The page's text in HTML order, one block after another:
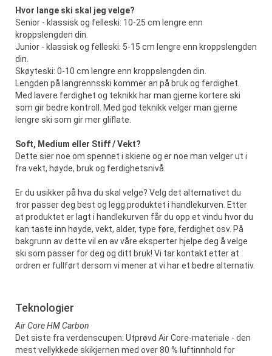
Hvor lange ski skal jeg velge?
Senior - klassisk og felleski: 10-25 cm lengre enn
kroppslengden din.
Junior - klassisk og felleski: 5-15 cm lengre enn kroppslengden
din.
Skøyteski: 0-10 cm lengre enn kroppslengden din.
Lengden på langrennsski kommer an på bruk og ferdighet.
Med lavere ferdighet og teknikk har man gjerne kortere ski
som gir bedre kontroll. Med god teknikk velger man gjerne
lengre ski som gir mer gliflate.
Soft, Medium eller Stiff / Vekt?
Dette sier noe om spennet i skiene og er noe man velger ut i
fra vekt, høyde, bruk og ferdighetsnivå.
Er du usikker på hva du skal velge? Velg det alternativet du
tror passer deg best og legg produktet i handlekurven. Etter
at produktet er lagt i handlekurven får du opp et vindu hvor du
kan taste inn høyde, vekt, alder, type føre, ferdighet osv. På
bakgrunn av dette vil en av våre eksperter hjelpe deg å velge
ski som passer for deg og ditt bruk! Vi tar kontakt etter at
ordren er fullført dersom vi mener at vi har et bedre alternativ.
Teknologier
Air Core HM Carbon
Det siste fra verdenscupen: Utprøvd Air Core-materiale - den
mest vellykkede skikjernen med over 80 % luftinnhold for